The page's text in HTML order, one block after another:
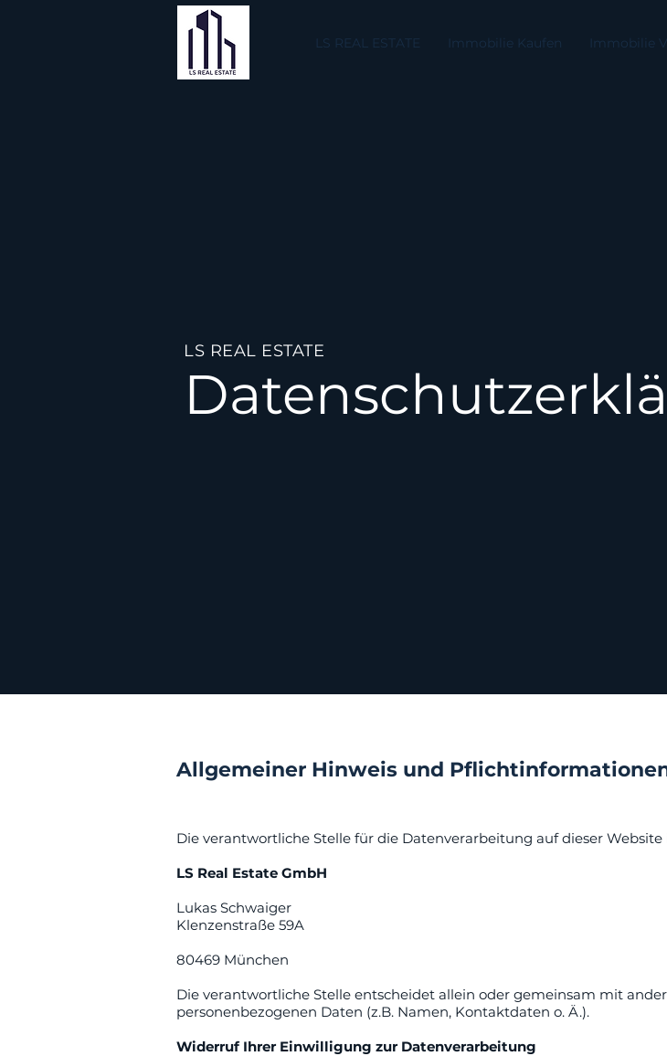
LS REAL ESTATE Immobilie Kaufen Immobilie
LS REAL ESTATE
Allgemeiner Hinweis und
Die verantwortliche Stelle für die Datenverarbeitung auf dieser Website
LS Real Estate GmbH
Lukas Schwaiger
Klenzenstraße 59A
80469 München
Die verantwortliche Stelle entscheidet allein oder gemeinsam mit
personenbezogenen Daten (z.B. Namen, Kontaktdaten o. Ä.).
Widerruf Ihrer Einwilligung zur Datenverarbeitung